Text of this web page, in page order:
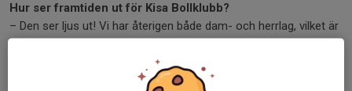
Hur ser framtiden ut för Kisa Bollklubb?
– Den ser ljus ut! Vi har återigen både dam- och herrlag, vilket är
viktigt för att ge våra ungdomar förebilder. Fotbollsskolan är
igång igen, vilket skapar en rolig och lättillgänglig väg in i sporten.
Och vår innebandysatsning från 2024 har fått en fantastisk start